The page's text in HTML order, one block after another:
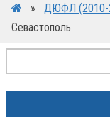
» ДЮФЛ (2010-
Севастополь